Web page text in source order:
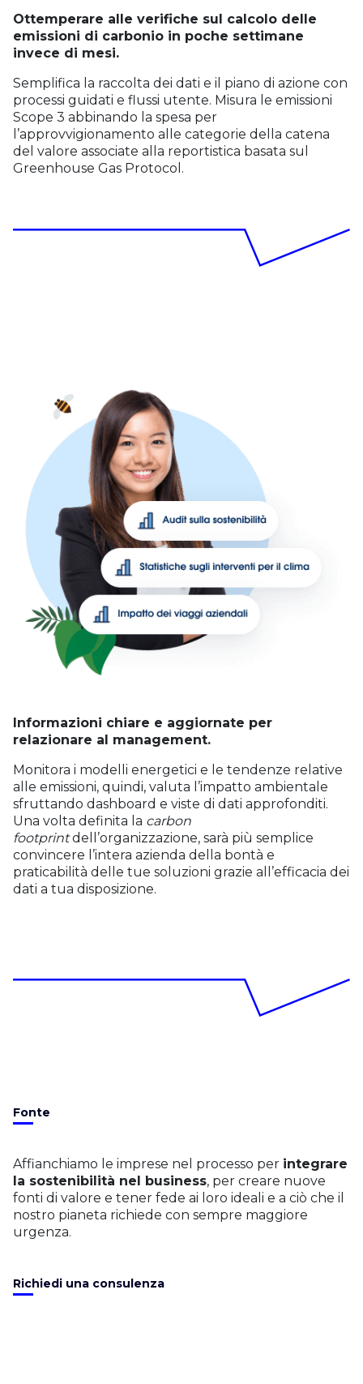
Ottemperare alle verifiche sul calcolo delle
emissioni di carbonio in poche settimane
invece di mesi.
Semplifica la raccolta dei dati e il piano di azione con
processi guidati e flussi utente. Misura le emissioni
Scope 3 abbinando la spesa per
l’approvvigionamento alle categorie della catena
del valore associate alla reportistica basata sul
Greenhouse Gas Protocol.
Informazioni chiare e aggiornate per
relazionare al management.
Monitora i modelli energetici e le tendenze relative
alle emissioni, quindi, valuta l’impatto ambientale
sfruttando dashboard e viste di dati approfonditi.
Una volta definita la carbon
footprintdell’organizzazione, sarà più semplice
convincere l’intera azienda della bontà e
praticabilità delle tue soluzioni grazie all’efficacia dei
dati a tua disposizione.
Fonte
Affianchiamo le imprese nel processo per integrare
la sostenibilità nel business, per creare nuove
fonti di valore e tener fede ai loro ideali e a ciò che il
nostro pianeta richiede con sempre maggiore
urgenza.
Richiedi una consulenza